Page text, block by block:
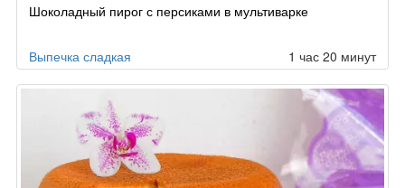
Шоколадный пирог с персиками в мультиварке
Выпечка сладкая 1 час 20 минут